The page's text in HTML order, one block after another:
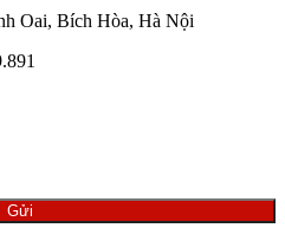
Oai, Bích Hòa, Hà Nội